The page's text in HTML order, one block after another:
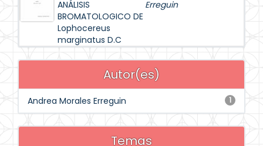
ANÁLISIS
BROMATOLOGICO DE
Lophocereus
marginatus D.C
Erreguin
Autor(es)
1
Andrea Morales Erreguin
Temas